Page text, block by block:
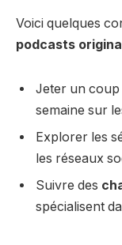
Voici quelques
podcasts
Jeter un coup
semaine sur
Explorer les
les réseaux
Suivre des
spécialisent